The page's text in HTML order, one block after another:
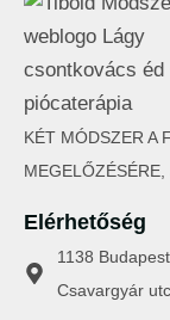
KÉT MÓDSZER A
Elérhetőség
1138 Budapest,
Csavargyár